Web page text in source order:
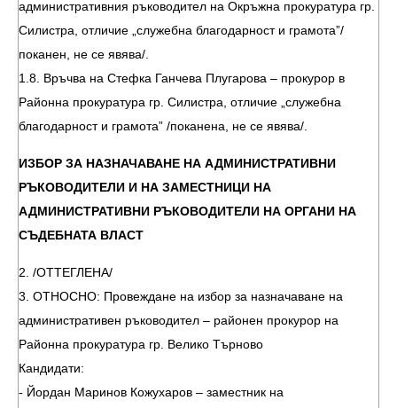
административния ръководител на Окръжна прокуратура гр.
Силистра, отличие „служебна благодарност и грамота”/
поканен, не се явява/.
1.8. Връчва на Стефка Ганчева Плугарова – прокурор в
Районна прокуратура гр. Силистра, отличие „служебна
благодарност и грамота” /поканена, не се явява/.
ИЗБОР ЗА НАЗНАЧАВАНЕ НА АДМИНИСТРАТИВНИ
РЪКОВОДИТЕЛИ И НА ЗАМЕСТНИЦИ НА
АДМИНИСТРАТИВНИ РЪКОВОДИТЕЛИ НА ОРГАНИ НА
СЪДЕБНАТА ВЛАСТ
2. /ОТТЕГЛЕНА/
3. ОТНОСНО: Провеждане на избор за назначаване на
административен ръководител – районен прокурор на
Районна прокуратура гр. Велико Търново
Кандидати:
- Йордан Маринов Кожухаров – заместник на